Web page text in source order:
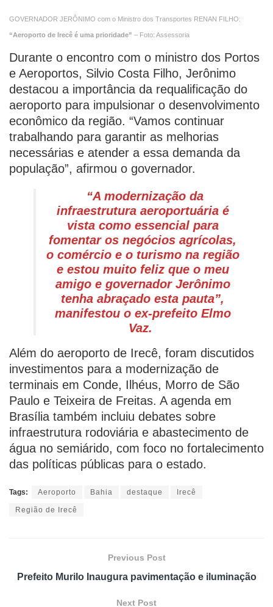
GOVERNADOR JERÔNIMO com o Ministro dos Transportes RENAN FILHO:
“Aeroporto de Irecê é uma prioridade” – Foto: Assessoria
Durante o encontro com o ministro dos Portos
e Aeroportos, Silvio Costa Filho, Jerônimo
destacou a importância da requalificação do
aeroporto para impulsionar o desenvolvimento
econômico da região. “Vamos continuar
trabalhando para garantir as melhorias
necessárias e atender a essa demanda da
população”, afirmou o governador.
“A modernização da
infraestrutura aeroportuária é
vista como essencial para
fomentar os negócios agrícolas,
o comércio e o turismo na região
e estou muito feliz que o meu
amigo e governador Jerônimo
tenha abraçado esta pauta”,
manifestou o ex-prefeito Elmo
Vaz.
Além do aeroporto de Irecê, foram discutidos
investimentos para a modernização de
terminais em Conde, Ilhéus, Morro de São
Paulo e Teixeira de Freitas. A agenda em
Brasília também incluiu debates sobre
infraestrutura rodoviária e abastecimento de
água no semiárido, com foco no fortalecimento
das políticas públicas para o estado.
Tags: Aeroporto Bahia destaque Irecê
Região de Irecê
Previous Post
Prefeito Murilo Inaugura pavimentação e iluminação
Next Post